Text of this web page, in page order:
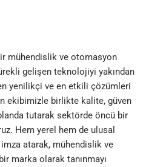
mühendislik ve otomasyon
gelişen teknolojiyi yakından
yenilikçi ve en etkili çözümleri
ekibimizle birlikte kalite, güven
tutarak sektörde öncü bir
Hem yerel hem de ulusal
atarak, mühendislik ve
marka olarak tanınmayı